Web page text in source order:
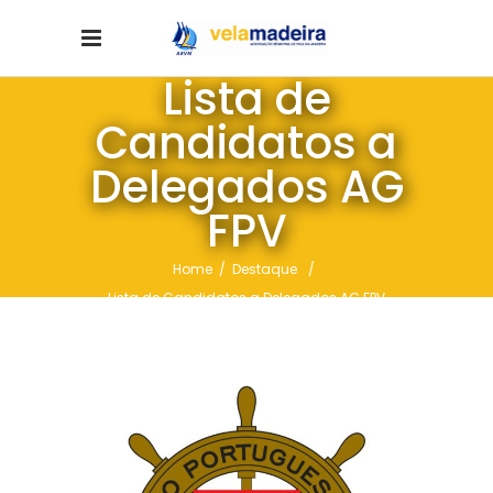
Lista de
Candidatos a
Delegados AG
FPV
Home/ Destaque
/
Lista de Candidatos a Delegados AG FPV